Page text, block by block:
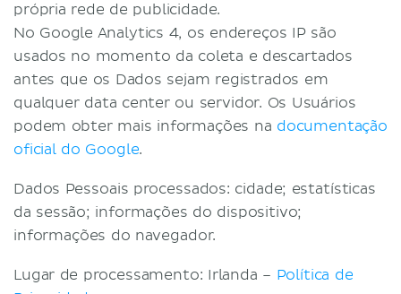
própria rede de publicidade.
No Google Analytics 4, os endereços IP são
usados no momento da coleta e descartados
antes que os Dados sejam registrados em
qualquer data center ou servidor. Os Usuários
podem obter mais informações na documentação
oficial do Google.
Dados Pessoais processados: cidade; estatísticas
da sessão; informações do dispositivo;
informações do navegador.
Lugar de processamento: Irlanda – Política de